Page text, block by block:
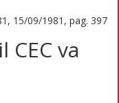
15/09/1981, pag. 397
CEC va